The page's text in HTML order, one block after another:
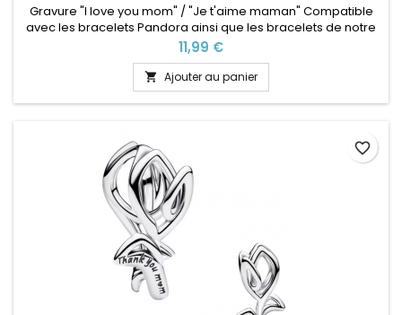
Gravure "I love you mom" / "Je t'aime maman" Compatible
avec les bracelets Pandora ainsi que les bracelets de notre
site idéal pour : Noël, Saint Valentin, anniversaire,
anniversaire de mariage
Prix
11,99 €
 Ajouter au panier
favorite_border